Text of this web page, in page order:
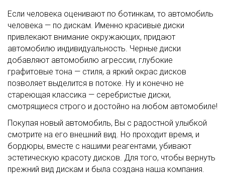
Если человека оценивают по ботинкам, то автомобиль
человека — по дискам. Именно красивые диски
привлекают внимание окружающих, придают
автомобилю индивидуальность. Черные диски
добавляют автомобилю агрессии, глубокие
графитовые тона — стиля, а яркий окрас дисков
позволяет выделится в потоке. Ну и конечно не
стареющая классика — серебристые диски,
смотрящиеся строго и достойно на любом автомобиле!
Покупая новый автомобиль, Вы с радостной улыбкой
смотрите на его внешний вид. Но проходит время, и
бордюры, вместе с нашими реагентами, убивают
эстетическую красоту дисков. Для того, чтобы вернуть
прежний вид дискам и была создана наша компания.